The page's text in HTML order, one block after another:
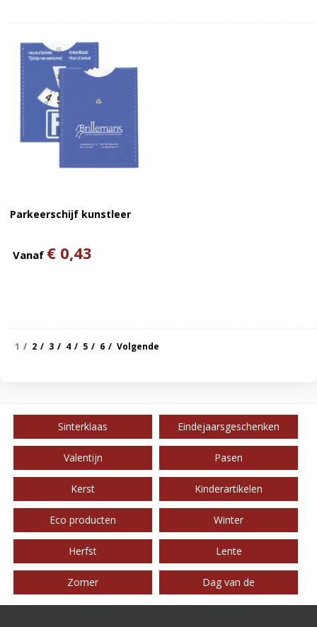
Parkeerschijf kunstleer
Vanaf € 0,43
1 2 3 4 5 6 Volgende
Sinterklaas Eindejaarsgeschenken
Valentijn Pasen
Kerst Kinderartikelen
Eco producten Winter
Herfst Lente
Zomer Dag van de